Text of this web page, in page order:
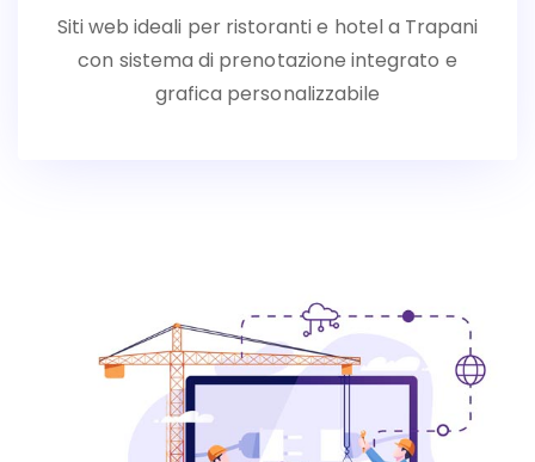
Siti web ideali per ristoranti e hotel a Trapani
con sistema di prenotazione integrato e
grafica personalizzabile